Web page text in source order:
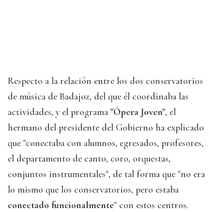
Respecto a la relación entre los dos conservatorios
de música de Badajoz, del que él coordinaba las
actividades, y el programa "Ópera Joven", el
hermano del presidente del Gobierno ha explicado
que "conectaba con alumnos, egresados, profesores,
el departamento de canto, coro, orquestas,
conjuntos instrumentales", de tal forma que "no era
lo mismo que los conservatorios, pero estaba
conectado funcionalmente" con estos centros.